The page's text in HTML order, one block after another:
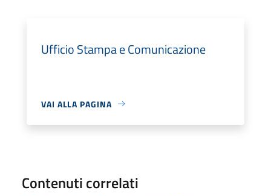
Ufficio Stampa e Comunicazione
VAI ALLA PAGINA
Contenuti correlati